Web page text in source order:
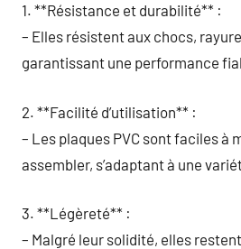
1. **Résistance et durabilité** :
– Elles résistent aux chocs,
garantissant une performance
2. **Facilité d’utilisation** :
– Les plaques PVC sont faciles à
assembler, s’adaptant à une
3. **Légèreté** :
– Malgré leur solidité, elles